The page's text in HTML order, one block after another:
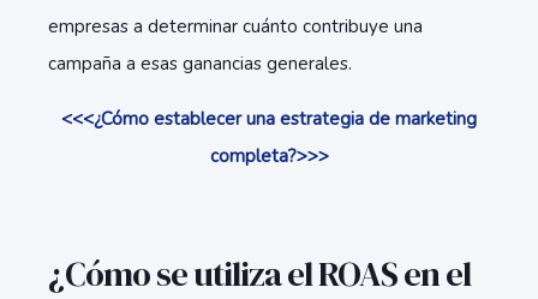
empresas a determinar cuánto contribuye una
campaña a esas ganancias generales.
<<<¿Cómo establecer una estrategia de marketing
completa?>>>
¿Cómo se utiliza el ROAS en el